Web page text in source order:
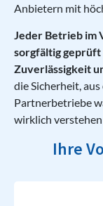
Anbietern mit
Jeder Betrieb im
sorgfältig geprüft
Zuverlässigkeit
die Sicherheit,
Partnerbetriebe
wirklich
Ihre